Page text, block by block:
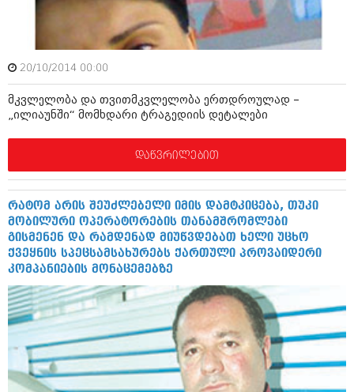
შოუბიზნესი
დაიჯესტი
ქალი და მამაკაცი
ისტორია
სხვადასხვა
აგვისტო 2018 (162)
ივლისი 2018 (223)
ივნისი 2018 (244)
მაისი 2018 (211)
აპრილი 2018 (194)
მარტი 2018 (256)
თებერვალი 2018 (208)
იანვარი 2018 (215)
დეკემბერი 2017 (243)
ნოემბერი 2017 (212)
ოქტომბერი 2017 (231)
სხვადასხვა
ანონსი
არქივი
ნოემბერი 2020 (103)
ოქტომბერი 2020 (209)
სექტემბერი 2020 (204)
აგვისტო 2020 (249)
ივლისი 2020 (204)
ივნისი 2020 (249)
არქივის ზომის ნახვა
20/10/2014 00:00
მკვლელობა და თვითმკვლელობა ერთდროულად –
„ილიაუნში“ მომხდარი ტრაგედიის დეტალები
დაწვრილებით
რატომ არის შეუძლებელი იმის დამტკიცება, თუკი
მობილური ოპერატორების თანამშრომლები
გისმენენ და რამდენად მიუწვდებათ ხელი უცხო
ქვეყნის სპეცსამსახურებს ქართული პროვაიდერი
კომპანიების მონაცემებზე